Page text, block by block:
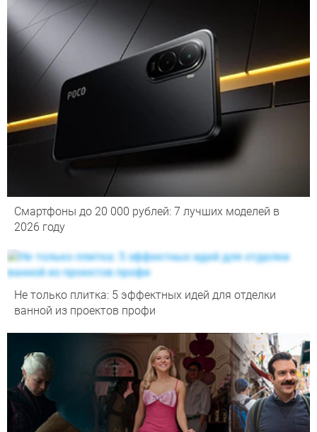
Смартфоны до 20 000 рублей: 7 лучших моделей в
2026 году
Не только плитка: 5 эффектных идей для отделки
ванной из проектов профи